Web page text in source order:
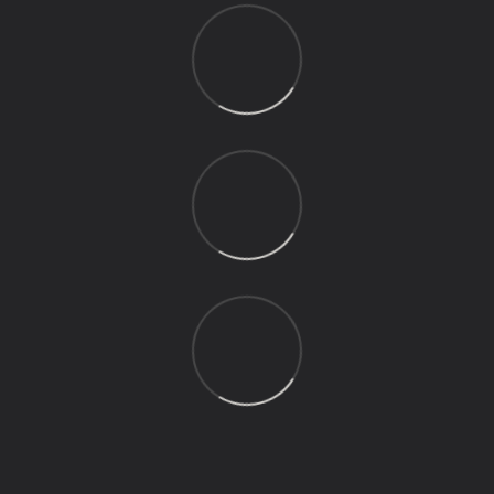
тим, хто цінує баланс між смаком і користю.
. Без відчуття дієти — лише комфортний